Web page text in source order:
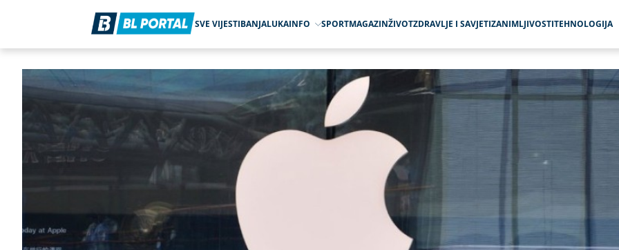
SVE VIJESTIBANJALUKAINFO SPORTMAGAZINŽIVOTZDRAVLJE I SAVJETIZANIMLJIVOSTITEHNOLOGIJA